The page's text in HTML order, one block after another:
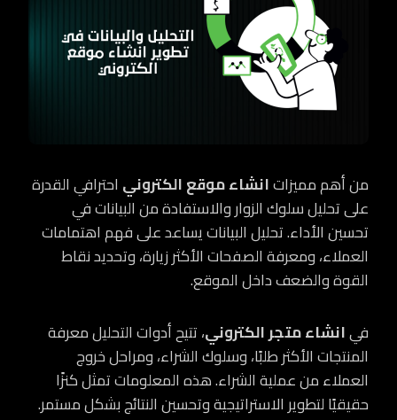
من أهم مميزاتانشاء موقع الكتروني احترافي القدرة
على تحليل سلوك الزوار والاستفادة من البيانات في
تحسين الأداء. تحليل البيانات يساعد على فهم اهتمامات
العملاء، ومعرفة الصفحات الأكثر زيارة، وتحديد نقاط
القوة والضعف داخل الموقع.
فيانشاء متجر الكتروني، تتيح أدوات التحليل معرفة
المنتجات الأكثر طلبًا، وسلوك الشراء، ومراحل خروج
العملاء من عملية الشراء. هذه المعلومات تمثل كنزًا
حقيقيًا لتطوير الاستراتيجية وتحسين النتائج بشكل مستمر.